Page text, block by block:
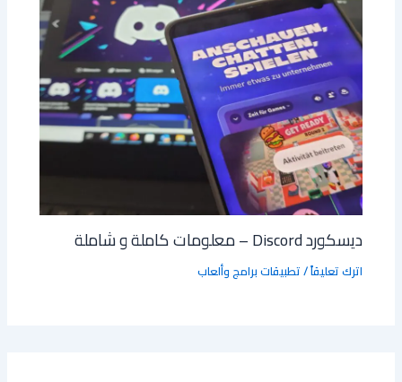
ديسكورد Discord – معلومات كاملة و شاملة
اترك تعليقاً/تطبيقات برامج وألعاب